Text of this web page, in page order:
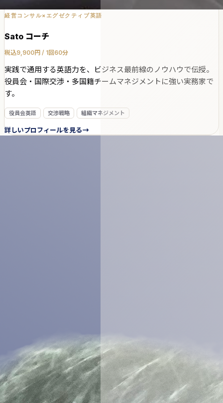
経営コンサル×エグゼクティブ英語
Sato コーチ
税込9,900円 / 1回60分
実践で通用する英語力を、ビジネス最前線のノウハウで伝授。
役員会・国際交渉・多国籍チームマネジメントに強い実務家で
す。
役員会英語 交渉戦略 組織マネジメント
詳しいプロフィールを見る